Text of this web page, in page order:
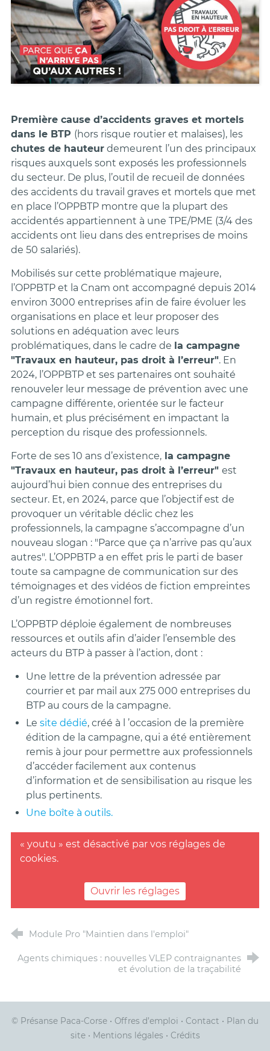
Première cause d’accidents graves et mortels
dans le BTP (hors risque routier et malaises), les
chutes de hauteurdemeurent l’un des principaux
risques auxquels sont exposés les professionnels
du secteur. De plus, l’outil de recueil de données
des accidents du travail graves et mortels que met
en place l’OPPBTP montre que la plupart des
accidentés appartiennent à une TPE/PME (3/4 des
accidents ont lieu dans des entreprises de moins
de 50 salariés).
Mobilisés sur cette problématique majeure,
l’OPPBTP et la Cnam ont accompagné depuis 2014
environ 3000 entreprises afin de faire évoluer les
organisations en place et leur proposer des
solutions en adéquation avec leurs
problématiques, dans le cadre de la campagne
"Travaux en hauteur, pas droit à l’erreur". En
2024, l’OPPBTP et ses partenaires ont souhaité
renouveler leur message de prévention avec une
campagne différente, orientée sur le facteur
humain, et plus précisément en impactant la
perception du risque des professionnels.
Forte de ses 10 ans d’existence,la campagne
"Travaux en hauteur, pas droit à l’erreur" est
aujourd’hui bien connue des entreprises du
secteur. Et, en 2024, parce que l’objectif est de
provoquer un véritable déclic chez les
professionnels, la campagne s’accompagne d’un
nouveau slogan : "Parce que ça n’arrive pas qu’aux
autres". L’OPPBTP a en effet pris le parti de baser
toute sa campagne de communication sur des
témoignages et des vidéos de fiction empreintes
d’un registre émotionnel fort.
L’OPPBTP déploie également de nombreuses
ressources et outils afin d’aider l’ensemble des
acteurs du BTP à passer à l’action, dont :
Une lettre de la prévention adressée par
courrier et par mail aux 275 000 entreprises du
BTP au cours de la campagne.
Le site dédié, créé à l ’occasion de la première
édition de la campagne, qui a été entièrement
remis à jour pour permettre aux professionnels
d’accéder facilement aux contenus
d’information et de sensibilisation au risque les
plus pertinents.
Une boîte à outils.
« youtu » est désactivé par vos réglages de
cookies.
Ouvrir les réglages
Module Pro "Maintien dans l'emploi"
Agents chimiques : nouvelles VLEP contraignantes
et évolution de la traçabilité
© Présanse Paca-Corse • Offres d’emploi • Contact • Plan du
site• Mentions légales • Crédits